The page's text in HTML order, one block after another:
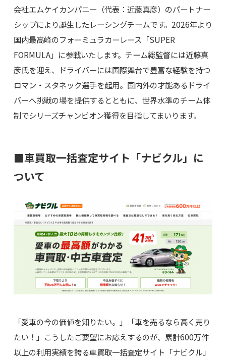
会社エムケイカンパニー（代表：近藤真彦）のパートナー
シップにより誕生したレーシングチームです。2026年より
国内最高峰のフォーミュラカーレース「SUPER
FORMULA」に参戦いたします。チーム総監督には近藤真
彦氏を迎え、ドライバーには国際舞台で豊富な経験を持つ
ロマン・スタネック選手を起用。国内外の才能あるドライ
バーへ挑戦の場を提供するとともに、世界水準のチーム体
制でシリーズチャンピオン獲得を目指してまいります。
■車買取一括査定サイト「ナビクル」に
ついて
「愛車の今の価値を知りたい。」「車を売るなら高く売り
たい！」こうしたご要望にお応えするのが、累計600万件
以上の利用実績を誇る車買取一括査定サイト「ナビクル」